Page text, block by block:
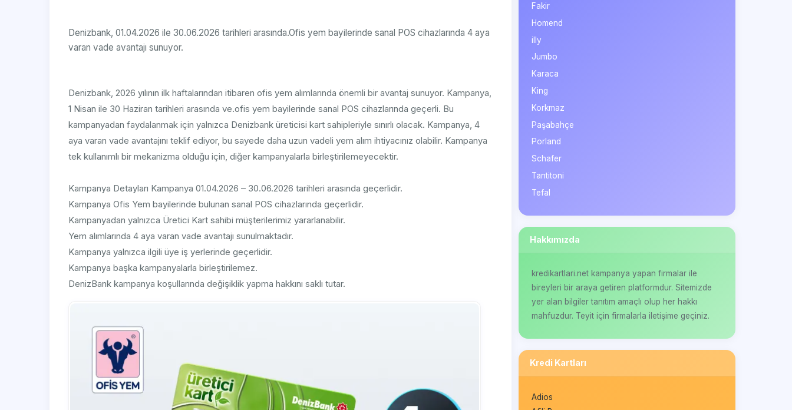
Denizbank, 01.04.2026 ile 30.06.2026 tarihleri arasında.Ofis yem bayilerinde sanal POS cihazlarında 4 aya
varan vade avantajı sunuyor.
Denizbank, 2026 yılının ilk haftalarından itibaren ofis yem alımlarında önemli bir avantaj sunuyor. Kampanya,
1 Nisan ile 30 Haziran tarihleri arasında ve.ofis yem bayilerinde sanal POS cihazlarında geçerli. Bu
kampanyadan faydalanmak için yalnızca Denizbank üreticisi kart sahipleriyle sınırlı olacak. Kampanya, 4
aya varan vade avantajını teklif ediyor, bu sayede daha uzun vadeli yem alım ihtiyacınız olabilir. Kampanya
tek kullanımlı bir mekanizma olduğu için, diğer kampanyalarla birleştirilemeyecektir.
Kampanya Detayları Kampanya 01.04.2026 – 30.06.2026 tarihleri arasında geçerlidir.
Kampanya Ofis Yem bayilerinde bulunan sanal POS cihazlarında geçerlidir.
Kampanyadan yalnızca Üretici Kart sahibi müşterilerimiz yararlanabilir.
Yem alımlarında 4 aya varan vade avantajı sunulmaktadır.
Kampanya yalnızca ilgili üye iş yerlerinde geçerlidir.
Kampanya başka kampanyalarla birleştirilemez.
DenizBank kampanya koşullarında değişiklik yapma hakkını saklı tutar.
Fakir
Homend
illy
Jumbo
Karaca
King
Korkmaz
Paşabahçe
Porland
Schafer
Tantitoni
Tefal
Hakkımızda
kredikartlari.net kampanya yapan firmalar ile
bireyleri bir araya getiren platformdur. Sitemizde
yer alan bilgiler tanıtım amaçlı olup her hakkı
mahfuzdur. Teyit için firmalarla iletişime geçiniz.
Kredi Kartları
Adios